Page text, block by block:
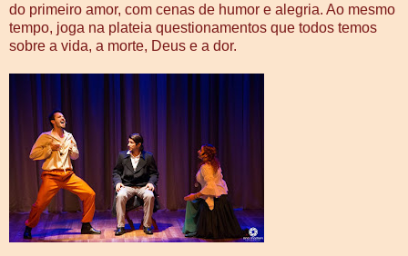
do primeiro amor, com cenas de humor e alegria. Ao mesmo
tempo, joga na plateia questionamentos que todos temos
sobre a vida, a morte, Deus e a dor.